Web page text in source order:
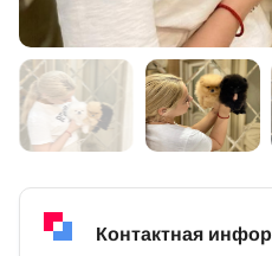
Контактная